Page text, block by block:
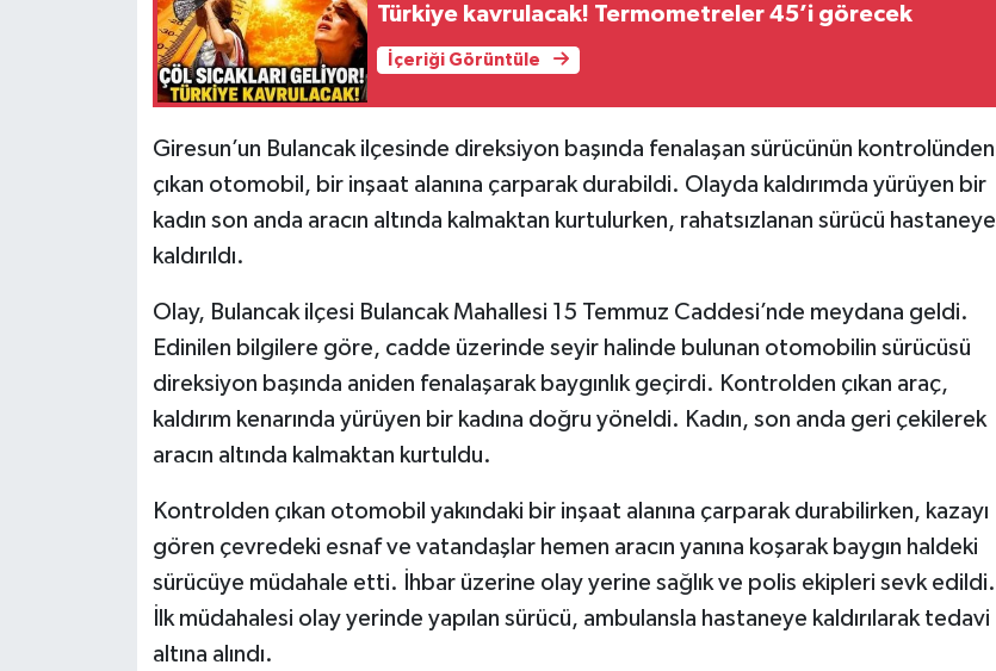
Türkiye kavrulacak! Termometreler 45’i görecek
İçeriği Görüntüle
Giresun’un Bulancak ilçesinde direksiyon başında fenalaşan sürücünün kontrolünden
çıkan otomobil, bir inşaat alanına çarparak durabildi. Olayda kaldırımda yürüyen bir
kadın son anda aracın altında kalmaktan kurtulurken, rahatsızlanan sürücü hastaneye
kaldırıldı.
Olay, Bulancak ilçesi Bulancak Mahallesi 15 Temmuz Caddesi’nde meydana geldi.
Edinilen bilgilere göre, cadde üzerinde seyir halinde bulunan otomobilin sürücüsü
direksiyon başında aniden fenalaşarak baygınlık geçirdi. Kontrolden çıkan araç,
kaldırım kenarında yürüyen bir kadına doğru yöneldi. Kadın, son anda geri çekilerek
aracın altında kalmaktan kurtuldu.
Kontrolden çıkan otomobil yakındaki bir inşaat alanına çarparak durabilirken, kazayı
gören çevredeki esnaf ve vatandaşlar hemen aracın yanına koşarak baygın haldeki
sürücüye müdahale etti. İhbar üzerine olay yerine sağlık ve polis ekipleri sevk edildi.
İlk müdahalesi olay yerinde yapılan sürücü, ambulansla hastaneye kaldırılarak tedavi
altına alındı.